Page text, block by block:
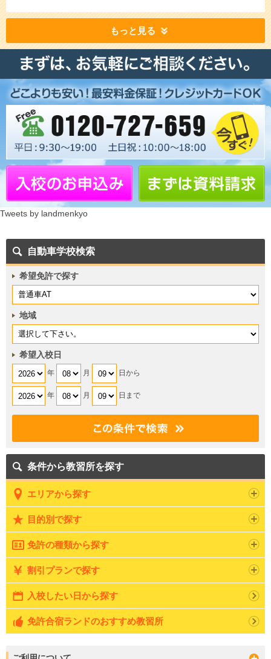
もっと見る
Tweets by landmenkyo
自動車学校検索
希望免許で探す
地域
希望入校日
年 月 日から
年 月 日まで
条件から教習所を探す
エリアから探す
目的別で探す
免許の種類から探す
割引プランで探す
入校したい日から探す
免許合宿ランドのおすすめ教習所